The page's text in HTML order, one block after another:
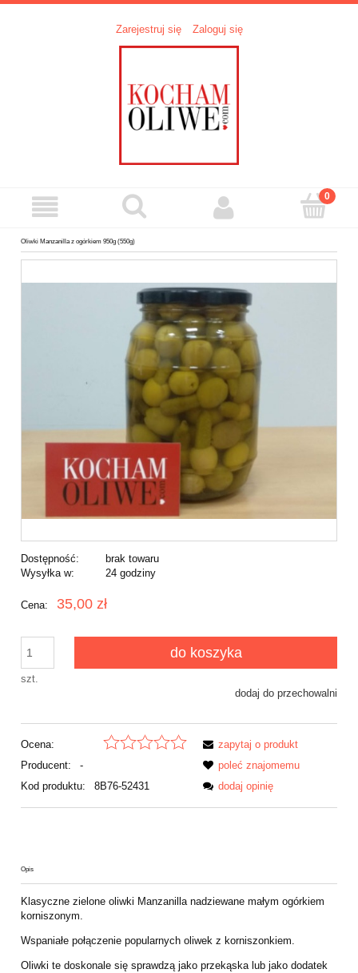
Zarejestruj się Zaloguj się
Oliwki Manzanilla z ogórkiem 950g (550g)
Dostępność:
brak towaru
Wysyłka w:
24 godziny
Cena: 35,00 zł
szt.
do koszyka
dodaj do przechowalni
Ocena:
Producent:
-
Kod produktu:
8B76-52431
zapytaj o produkt
poleć znajomemu
dodaj opinię
Opis
Klasyczne zielone oliwki Manzanilla nadziewane małym ogórkiem
korniszonym.
Wspaniałe połączenie popularnych oliwek z korniszonkiem.
Oliwki te doskonale się sprawdzą jako przekąska lub jako dodatek